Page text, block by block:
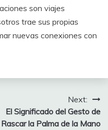
son viajes
trae sus propias
nuevas conexiones con
Next:
El Significado del Gesto de
Rascar la Palma de la Mano